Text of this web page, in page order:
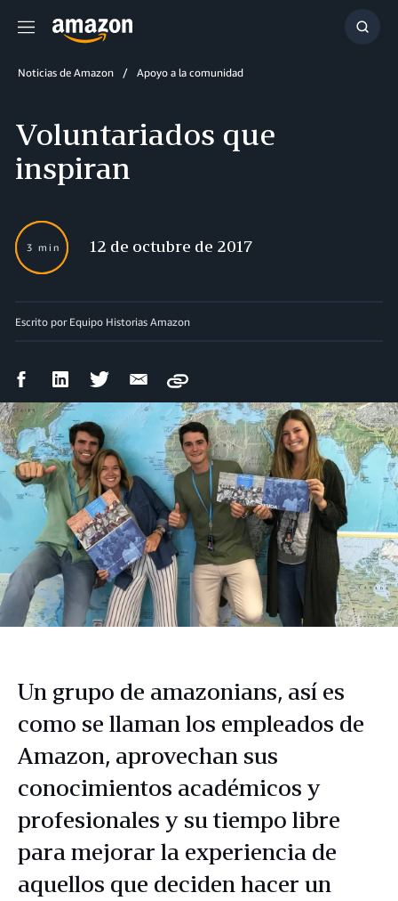
Menú
Noticias de Amazon Apoyo a la comunidad
Voluntariados que
inspiran
3 min 12 de octubre de 2017
Escrito por Equipo Historias Amazon
Compartir
Facebook
Compartir
LinkedIn
Compartir
Twitter
Compartir
correo
electrónico
Copy
Un grupo de amazonians, así es
como se llaman los empleados de
Amazon, aprovechan sus
conocimientos académicos y
profesionales y su tiempo libre
para mejorar la experiencia de
aquellos que deciden hacer un